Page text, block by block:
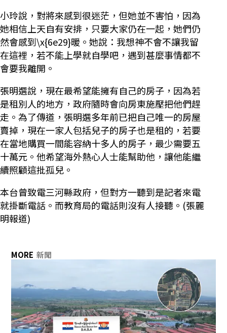
小玲說，對將來感到很迷茫，但她並不害怕，因為
她相信上天自有安排，只要大家仍在一起，她們仍
然會感到\x{6e29}暖。她說：我想神不會不讓我留
在這裡，若不能上學就自學吧，遇到甚麼事情都不
會要我離開。
張明選說，現在最希望能擁有自己的房子，因為若
是租別人的地方，政府隨時會向房東施壓把他們趕
走。為了傳道，張明選多年前已把自己唯一的房屋
賣掉，現在一家人包括兒子的房子也是租的，若要
在當地購買一間能容納十多人的房子，最少需要五
十萬元。他希望海外熱心人士能幫助他，讓他能繼
續照顧這批孤兒。
本台曾致電三河縣政府，但對方一聽到是記者來電
就掛斷電話。而教育局的電話則沒有人接聽。(張麗
明報道)
MORE 新聞